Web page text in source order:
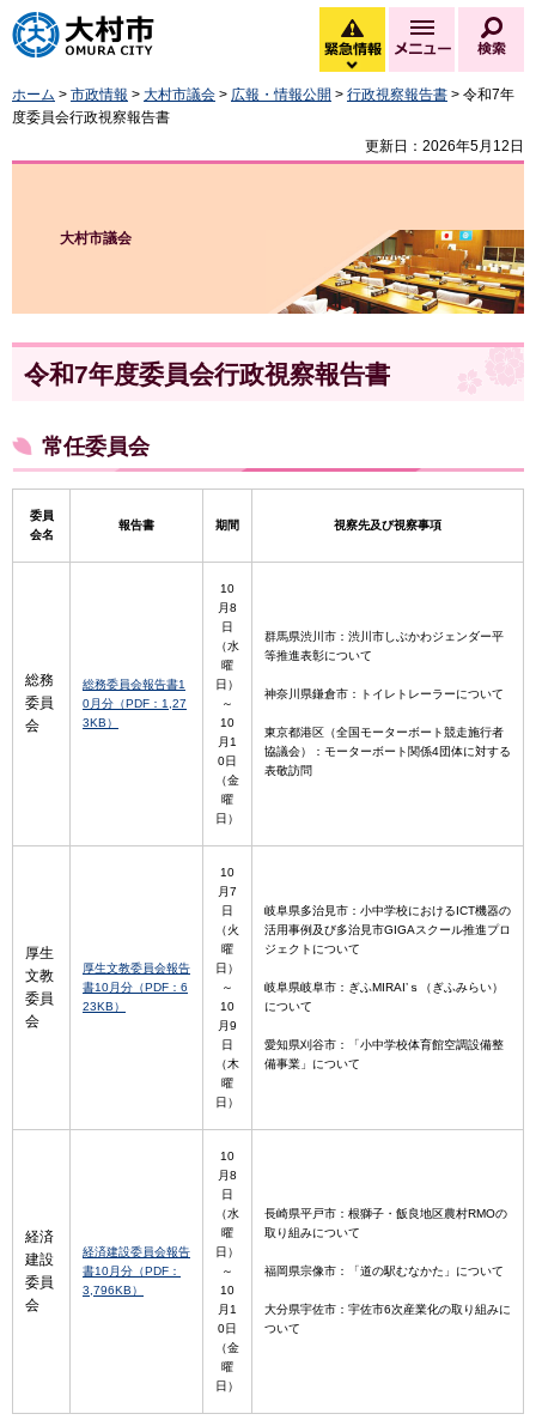
大村市
緊急情報
緊急情報を開く
メニュー
ホーム > 市政情報 > 大村市議会 > 広報・情報公開 > 行政視察報告書 > 令和7年
度委員会行政視察報告書
更新日：2026年5月12日
大村市議会
令和7年度委員会行政視察報告書
常任委員会
委員
会名
報告書 期間 視察先及び視察事項
総務
委員
会
総務委員会報告書1
0月分（PDF：1,27
3KB）
10
月8
日
（水
曜
日）
～
10
月1
0日
（金
曜
日）
群馬県渋川市：渋川市しぶかわジェンダー平
等推進表彰について
神奈川県鎌倉市：トイレトレーラーについて
東京都港区（全国モーターボート競走施行者
協議会）：モーターボート関係4団体に対する
表敬訪問
厚生
文教
委員
会
厚生文教委員会報告
書10月分（PDF：6
23KB）
10
月7
日
（火
曜
日）
～
10
月9
日
（木
曜
日）
岐阜県多治見市：小中学校におけるICT機器の
活用事例及び多治見市GIGAスクール推進プロ
ジェクトについて
岐阜県岐阜市：ぎふMIRAI’ｓ（ぎふみらい）
について
愛知県刈谷市：「小中学校体育館空調設備整
備事業」について
経済
建設
委員
会
経済建設委員会報告
書10月分（PDF：
3,796KB）
10
月8
日
（水
曜
日）
～
10
月1
0日
（金
曜
日）
長崎県平戸市：根獅子・飯良地区農村RMOの
取り組みについて
福岡県宗像市：「道の駅むなかた」について
大分県宇佐市：宇佐市6次産業化の取り組みに
ついて